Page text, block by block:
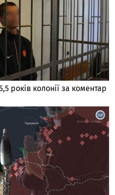
років колонії за коментар